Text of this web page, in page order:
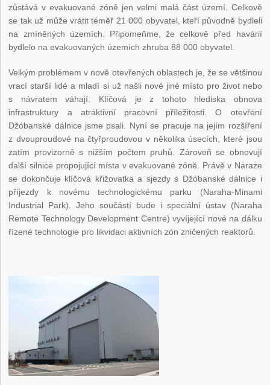
zůstává v evakuované zóně jen velmi malá část území. Celkově
se tak už může vrátit téměř 21 000 obyvatel, kteří původně bydleli
na zmíněných územích. Připomeňme, že celkově před havárií
bydlelo na evakuovaných územích zhruba 88 000 obyvatel.
Velkým problémem v nově otevřených oblastech je, že se většinou
vrací starší lidé a mladí si už našli nové jiné místo pro život nebo
s návratem váhají. Klíčová je z tohoto hlediska obnova
infrastruktury a atraktivní pracovní příležitosti. O otevření
Džóbanské dálnice jsme psali. Nyní se pracuje na jejím rozšíření
z dvouproudové na čtyřproudovou v několika úsecích, které jsou
zatím provizorně s nižším počtem pruhů. Zároveň se obnovují
další silnice propojující místa v evakuované zóně. Právě v Naraze
se dokončuje klíčová křižovatka a sjezdy s Džóbanské dálnice i
příjezdy k novému technologickému parku (Naraha-Minami
Industrial Park). Jeho součástí bude i speciální ústav (Naraha
Remote Technology Development Centre) vyvíjející nové na dálku
řízené technologie pro likvidaci aktivních zón zničených reaktorů.